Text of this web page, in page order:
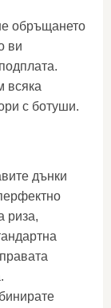
обръщането
ви
всяка
с ботуши.
дънки
риза,